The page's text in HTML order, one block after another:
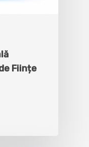
Ființe